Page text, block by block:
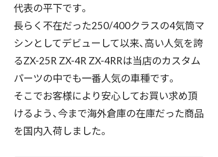
代表の平下です。
長らく不在だった250/400クラスの4気筒マ
シンとしてデビューして以来、高い人気を誇
るZX-25R ZX-4R ZX-4RRは当店のカスタム
パーツの中でも一番人気の車種です。
そこでお客様により安心してお買い求め頂
けるよう、今まで海外倉庫の在庫だった商品
を国内入荷しました。